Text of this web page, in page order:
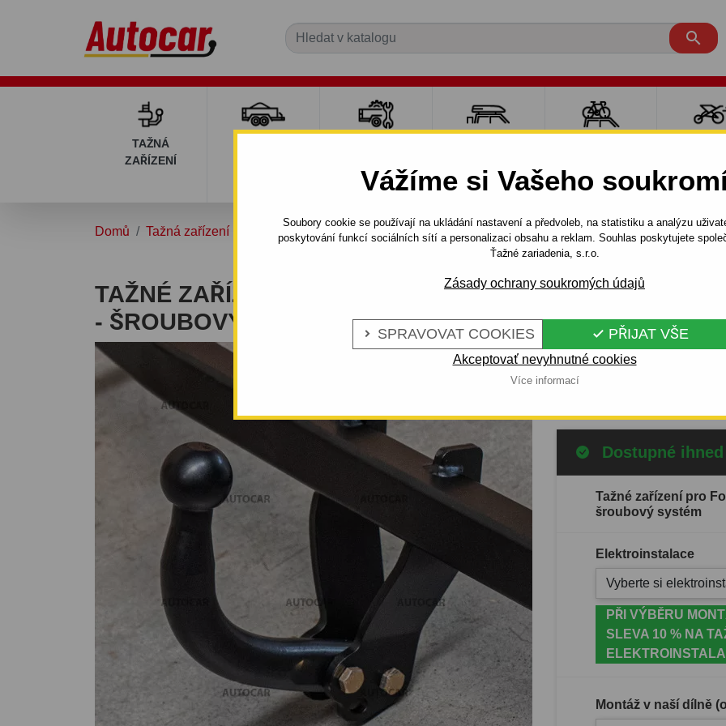
Vážíme si Vašeho
Soubory cookie se používají na ukládání nastavení a předvoleb, na statistiku a analýzu
poskytování funkcí sociálních sítí a personalizaci obsahu a reklam. Souhlas poskytujete
Ťažné zariadenia, s.r.o.
Zásady ochrany soukromých údajů
 SPRAVOVAT COOKIES  PŘIJAT VŠE
Akceptovať nevyhnutné cookies
Více informací

TAŽNÁ
ZAŘÍZENÍ
VOZÍKY
Domů Tažná zařízení ESCORT 3 dv. 1986 - 1990 Tažné zařízení pro Ford ESCORT -
TAŽNÉ ZAŘÍZENÍ PRO FORD ESCORT
- ŠROUBOVÝ SYSTÉM
Kód: C 007 S
Ford Escort, 3/5 dv. 01.1986 -
Celý popis produktu
Dostupné ihned
Tažné zařízení pro
šroubový systém
Elektroinstalace
Vyberte si
PŘI VÝBĚRU
SLEVA 10 % NA
Montáž v naší dílně